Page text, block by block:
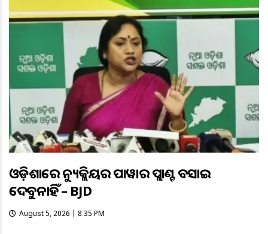
ଓଡ଼ିଶାରେ ନ୍ୟୁକ୍ଲିୟର ପାୱାର ପ୍ଲାଣ୍ଟ ବସାଇ
ଦେବୁନାହିଁ – BJD
August 5, 2026 | 8:35 PM